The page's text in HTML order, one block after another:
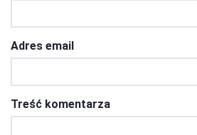
Adres email
Treść komentarza